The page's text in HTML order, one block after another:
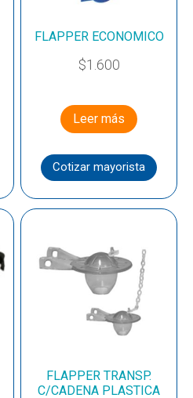
FLAPPER ECONOMICO
$1.600
Leer más
Cotizar mayorista
FLAPPER TRANSP.
C/CADENA PLASTICA